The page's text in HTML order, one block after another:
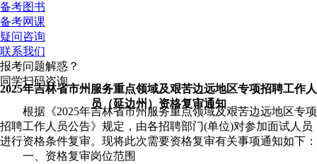
备考图书
备考网课
疑问咨询
联系我们
报考问题解惑？
同学扫码咨询
2025年吉林省市州服务重点领域及艰苦边远地区专项招聘工作人
员（延边州）资格复审通知
根据《2025年吉林省市州服务重点领域及艰苦边远地区专项
招聘工作人员公告》规定，由各招聘部门(单位)对参加面试人员
进行资格条件复审。现将此次需要资格复审有关事项通知如下：
一、资格复审岗位范围